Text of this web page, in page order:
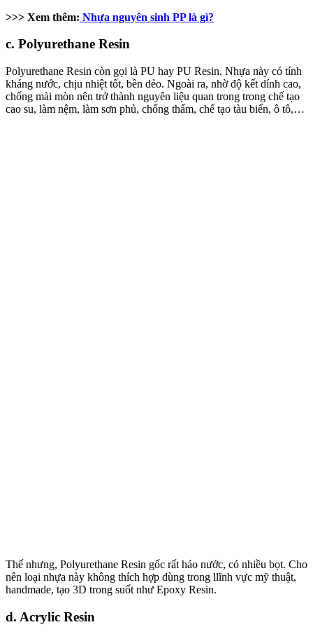
>>> Xem thêm: Nhựa nguyên sinh PP là gì?
c. Polyurethane Resin
Polyurethane Resin còn gọi là PU hay PU Resin. Nhựa này có tính
kháng nước, chịu nhiệt tốt, bền dẻo. Ngoài ra, nhờ độ kết dính cao,
chống mài mòn nên trở thành nguyên liệu quan trong trong chế tạo
cao su, làm nệm, làm sơn phủ, chống thấm, chế tạo tàu biển, ô tô,…
Thế nhưng, Polyurethane Resin gốc rất háo nước, có nhiều bọt. Cho
nên loại nhựa này không thích hợp dùng trong llĩnh vực mỹ thuật,
handmade, tạo 3D trong suốt như Epoxy Resin.
d. Acrylic Resin